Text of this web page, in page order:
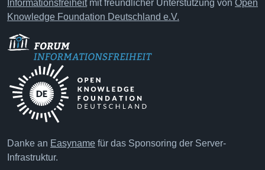
Informationsfreiheitmit freundlicher Unterstützung von Open
Knowledge Foundation Deutschland e.V.
Danke an Easyname für das Sponsoring der Server-
Infrastruktur.